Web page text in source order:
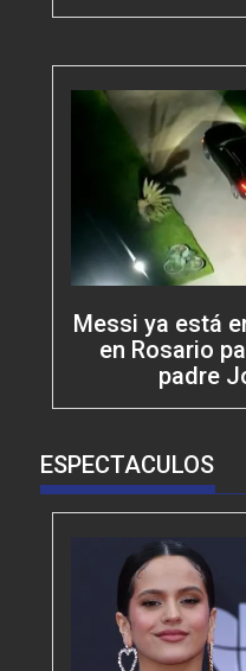
Messi ya está
en Rosario
padre
ESPECTACULOS